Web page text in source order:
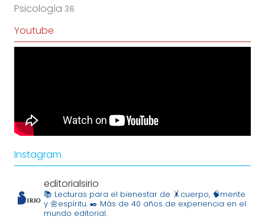
Psicología 36
Youtube
Instagram
editorialsirio
📚 Lecturas para el bienestar de 🤸cuerpo, 🧠mente
y 🌼espíritu. ✒️ Más de 40 años de experiencia en el
mundo editorial.